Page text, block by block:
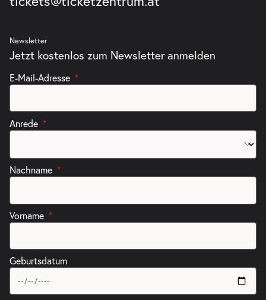
Fremde Heimat
So.
20:00–21:00 Uhr
Newsletter
Jetzt kostenlos zum Newsletter anmelden
E-Mail-Adresse
Anrede
Nachname
Vorname
Geburtsdatum